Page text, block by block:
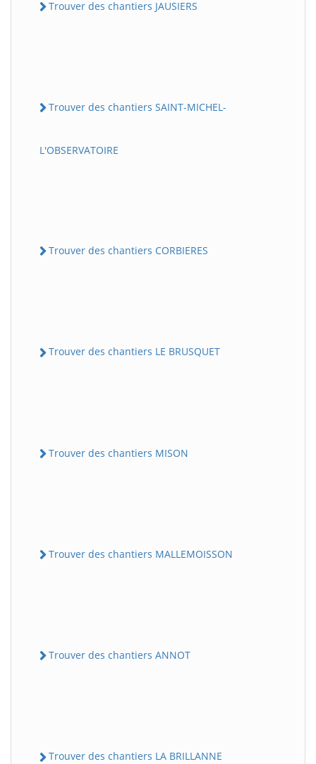
Trouver des chantiers JAUSIERS
Trouver des chantiers SAINT-MICHEL-
L'OBSERVATOIRE
Trouver des chantiers CORBIERES
Trouver des chantiers LE BRUSQUET
Trouver des chantiers MISON
Trouver des chantiers MALLEMOISSON
Trouver des chantiers ANNOT
Trouver des chantiers LA BRILLANNE